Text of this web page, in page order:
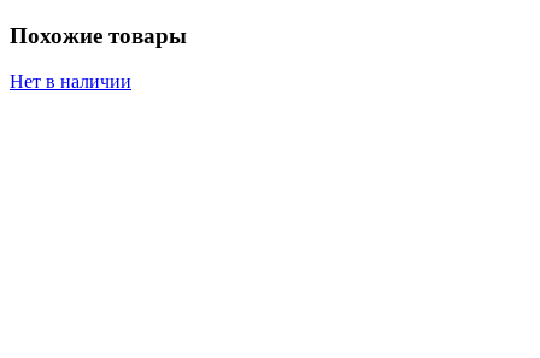
Похожие товары
Нет в наличии